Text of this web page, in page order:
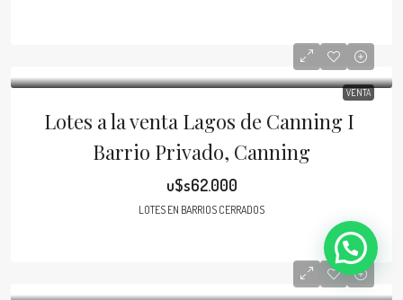
VENTA
Lotes a la venta Lagos de Canning I
Barrio Privado, Canning
u$s62.000
LOTES EN BARRIOS CERRADOS